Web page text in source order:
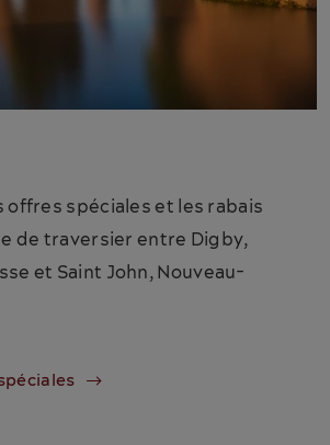
offres spéciales et les rabais
de traversier entre Digby,
et Saint John, Nouveau-